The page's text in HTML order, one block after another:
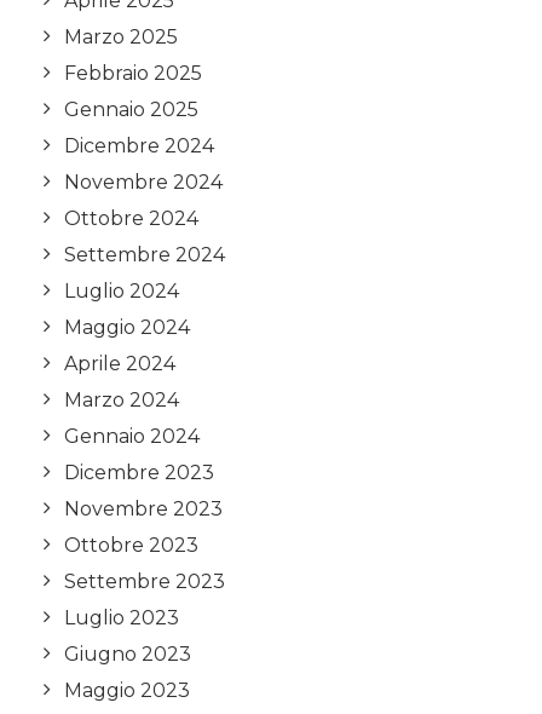
Marzo 2025
Febbraio 2025
Gennaio 2025
Dicembre 2024
Novembre 2024
Ottobre 2024
Settembre 2024
Luglio 2024
Maggio 2024
Aprile 2024
Marzo 2024
Gennaio 2024
Dicembre 2023
Novembre 2023
Ottobre 2023
Settembre 2023
Luglio 2023
Giugno 2023
Maggio 2023